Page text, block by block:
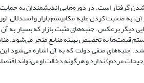
است. در دوره‌هایی اندیشمندان به حمایت
به صحبت کردن علیه مکانیسم بازار و استدلال
دیگر برعکس. جنبه‌های مثبت بازار که بسیار به
قیمت‌ها به تخصیص بهینه منابع منجر می‌شود.
جنبه‌های منفی دولت که به آن اشاره می‌شود این
مردم) ندارد و هرگونه دخالت او می‌تواند